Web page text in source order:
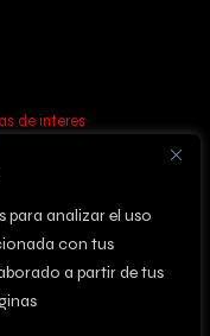
para analizar el uso
con tus
a partir de tus
de interes